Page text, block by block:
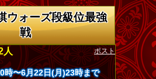
ウォーズ段級位最強
戦
ポスト
人
時〜6月22日(月)23時まで